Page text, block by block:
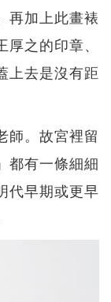
再加上此畫裱
之的印章、
上去是沒有距
師。故宮裡留
都有一條細細
代早期或更早